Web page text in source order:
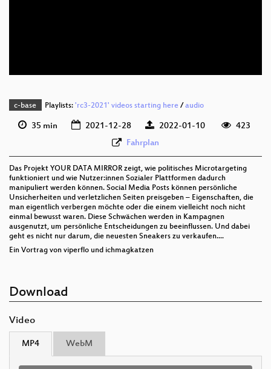
deu (todo)
c-base Playlists: 'rc3-2021' videos starting here/audio
35 min 2021-12-28 2022-01-10
423
Fahrplan
Das Projekt YOUR DATA MIRROR zeigt, wie politisches Microtargeting
funktioniert und wie Nutzer:innen Sozialer Plattformen dadurch
manipuliert werden können. Social Media Posts können persönliche
Unsicherheiten und verletzlichen Seiten preisgeben – Eigenschaften, die
man eigentlich verbergen möchte oder die einem vielleicht noch nicht
einmal bewusst waren. Diese Schwächen werden in Kampagnen
ausgenutzt, um persönliche Entscheidungen zu beeinflussen. Und dabei
geht es nicht nur darum, die neuesten Sneakers zu verkaufen....
Ein Vortrag von viperflo und ichmagkatzen
Download
Video
MP4 WebM